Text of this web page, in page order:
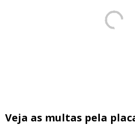
Veja as multas pela